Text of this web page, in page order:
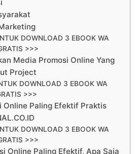
DOWNLOAD 3 EBOOK WA
>>>
Media Promosi Online Yang
Project
DOWNLOAD 3 EBOOK WA
>>>
Online Paling Efektif Praktis
DOWNLOAD 3 EBOOK WA
>>>
Online Paling Efektif, Apa Saja